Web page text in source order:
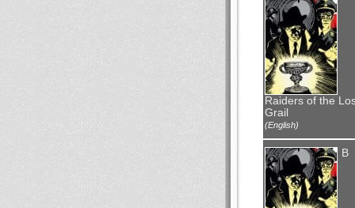
Raiders of the
Grail
(English)
В